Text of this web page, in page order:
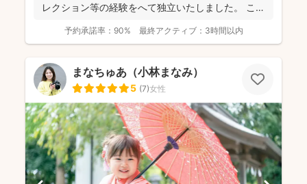
レクション等の経験をへて独立いたしました。 これ
予約承諾率： 90% 最終アクティブ： 3時間以内
まなちゅあ（小林まなみ）
5 (7)女性